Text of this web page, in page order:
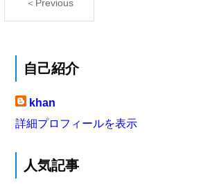
＜Previous
自己紹介
khan
詳細プロフィールを表示
人気記事